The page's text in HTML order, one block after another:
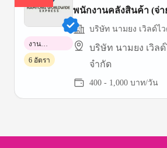
พนักงานคลังสินค้า (จ่า
บริษัท นามยง เวิลด์ไ
บริษัท นามยง เวิลด์
จำกัด
400 - 1,000 บาท/วัน
งาน
พาร์ทไทม์
6 อัตรา
of